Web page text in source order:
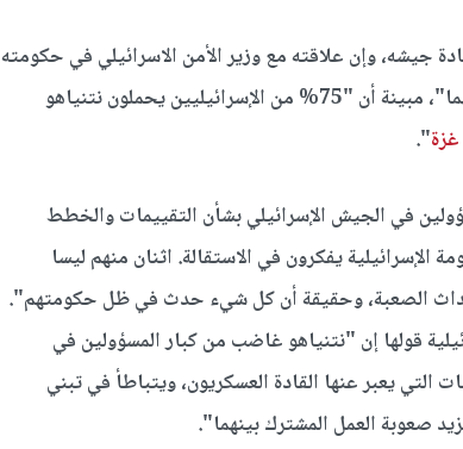
جيشه، وإن علاقته مع وزير الأمن الاسرائيلي في حكومته
يوآف غالانت متوترة، مما يعرقل العمل المشترك بينهما"، مبينة أن "75% من الإسرائيليين يحملون نتنياهو
غزة".
في الجيش الإسرائيلي بشأن التقييمات والخطط
في الحكومة الإسرائيلية يفكرون في الاستقالة. اثنان منهم ليسا
الصعبة، وحقيقة أن كل شيء حدث في ظل حكومتهم".
قولها إن "نتنياهو غاضب من كبار المسؤولين في
التي يعبر عنها القادة العسكريون، ويتباطأ في تبني
صعوبة العمل المشترك بينهما".